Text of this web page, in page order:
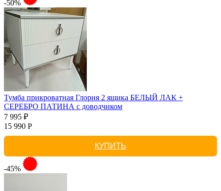
-50%
Тумба прикроватная Глория 2 ящика БЕЛЫЙ ЛАК +
СЕРЕБРО ПАТИНА с доводчиком
7 995 ₽
15 990 Р
КУПИТЬ
-45%